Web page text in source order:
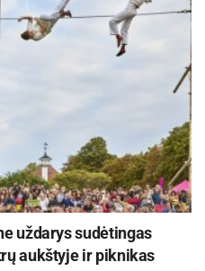
uždarys sudėtingas
aukštyje ir piknikas